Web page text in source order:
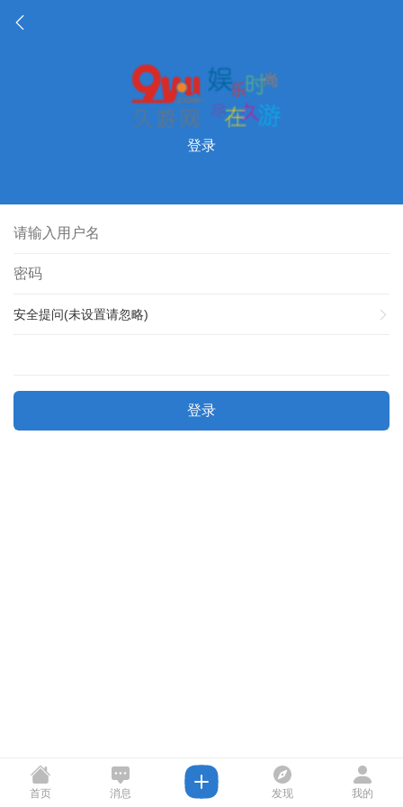
登录
安全提问(未设置请忽略)
登录
首页 消息 发现 我的